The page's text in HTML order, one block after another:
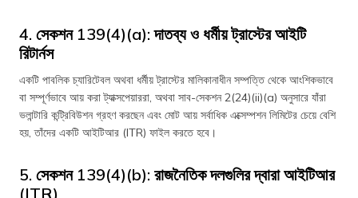
4. সেকশন 139(4)(a): দাতব্য ও ধর্মীয় ট্রাস্টের আইটি
রিটার্নস
একটি পাবলিক চ্যারিটেবল অথবা ধর্মীয় ট্রাস্টের মালিকানাধীন সম্পত্তি থেকে আংশিকভাবে
বা সম্পূর্ণভাবে আয় করা ট্যাক্সপেয়াররা, অথবা সাব-সেকশন 2(24)(ii)(a) অনুসারে যাঁরা
ভলান্টারি কন্ট্রিবিউশন গ্রহণ করছেন এবং মোট আয় সর্বাধিক এক্সেম্পশন লিমিটের চেয়ে বেশি
হয়, তাঁদের একটি আইটিআর (ITR) ফাইল করতে হবে।
5. সেকশন 139(4)(b): রাজনৈতিক দলগুলির দ্বারা আইটিআর
(ITR)